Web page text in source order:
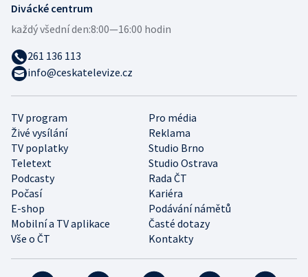
TV program
Pro média
Živé vysílání
Reklama
TV poplatky
Studio Brno
Teletext
Studio Ostrava
Podcasty
Rada ČT
Počasí
Kariéra
E-shop
Podávání námětů
Mobilní a TV aplikace
Časté dotazy
Vše o ČT
Kontakty
Divácké centrum
každý všední den:8:00—16:00 hodin
261 136 113
info@ceskatelevize.cz